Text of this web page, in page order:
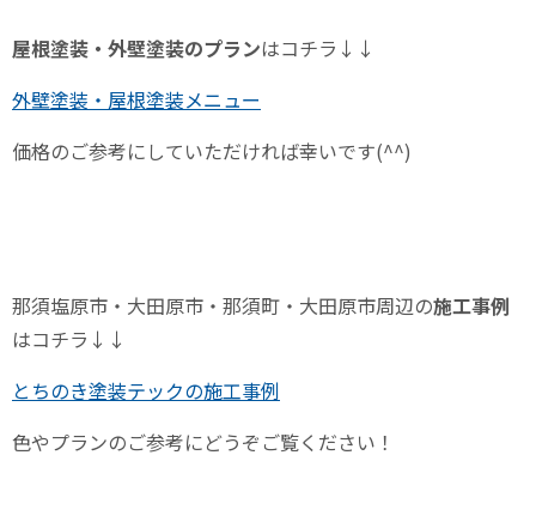
屋根塗装・外壁塗装のプランはコチラ↓↓
外壁塗装・屋根塗装メニュー
価格のご参考にしていただければ幸いです(^^)
那須塩原市・大田原市・那須町・大田原市周辺の施工事例
はコチラ↓↓
とちのき塗装テックの施工事例
色やプランのご参考にどうぞご覧ください！